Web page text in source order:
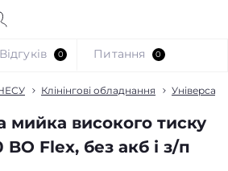
Клінінгові обладнання
мийка високого тиску
BO Flex, без акб і з/п
Відгуків 0 Питання 0